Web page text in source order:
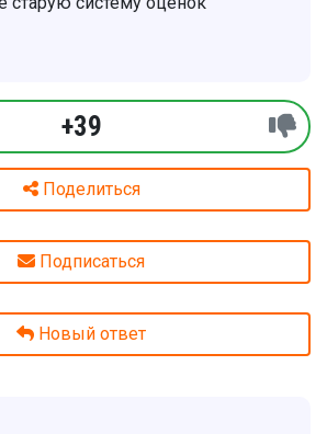
+39
Поделиться
Подписаться
Новый ответ